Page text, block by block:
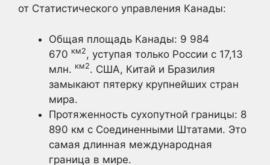
от Статистического управления Канады:
Общая площадь Канады: 9 984
670 км2 , уступая только России с 17,13
млн. км2. США, Китай и Бразилия
замыкают пятерку крупнейших стран
мира.
Протяженность сухопутной границы: 8
890 км с Соединенными Штатами. Это
самая длинная международная
граница в мире.